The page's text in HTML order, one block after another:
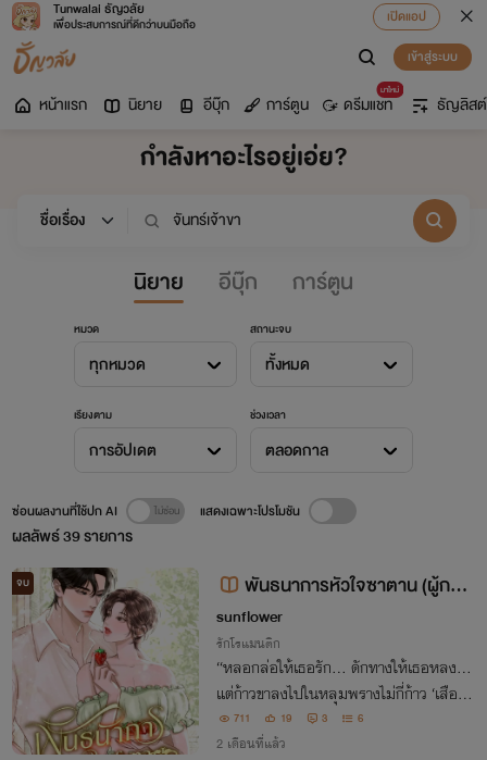
Tunwalai ธัญวลัย
เพื่อประสบการณ์ที่ดีกว่าบนมือถือ
เปิดแอป
เข้าสู่ระบบ
หน้าแรก นิยาย อีบุ๊ก การ์ตูน
มาใหม่
ดรีมแชท ธัญลิสต์
กำลังหาอะไรอยู่เอ่ย?
นิยาย อีบุ๊ก การ์ตูน
หมวด
ทุกหมวด
สถานะจบ
ทั้งหมด
เรียงตาม
การอัปเดต
ช่วงเวลา
ตลอดกาล
ผลลัพธ์39รายการ
ซ่อนผลงานที่ใช้ปก AI แสดงเฉพาะโปรโมชัน
จบ
พันธนาการหัวใจซาตาน (ผู้กอง
ปราบ x จันทร์เจ้าขา)
sunflower
รักโรแมนติก
“หลอกล่อให้เธอรัก... ดักทางให้เธอหลง...
แต่ก้าวขาลงไปในหลุมพรางไม่กี่ก้าว ‘เสือร้า
ย’ แห่งกองปราบกลับเป็นฝ่ายถอนตัวไม่ขึ้นเ
สียเอง”
711 19 3 6
2 เดือนที่แล้ว